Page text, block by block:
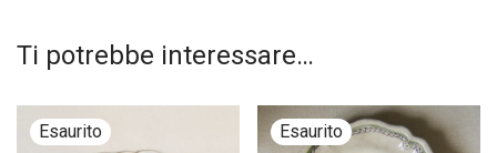
Ti potrebbe interessare…